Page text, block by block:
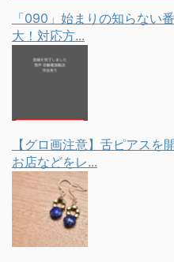
「090」始まりの知らない
大！対応方...
【グロ画注意】舌ピアスを
お店などをレ...